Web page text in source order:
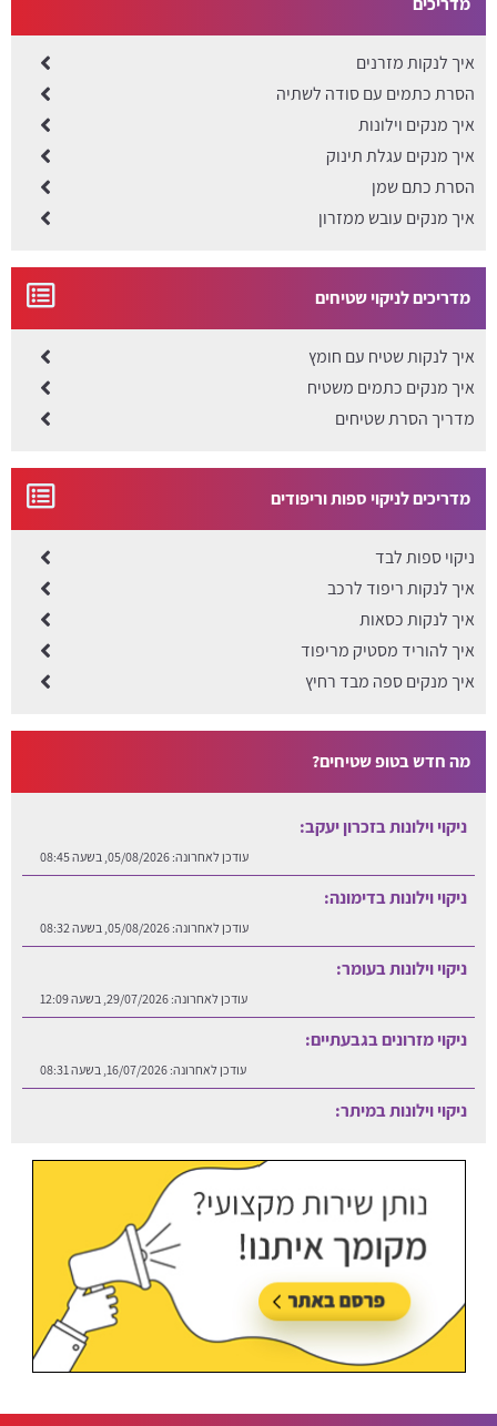
איך לנקות מזרנים
הסרת כתמים עם סודה לשתיה
איך מנקים וילונות
איך מנקים עגלת תינוק
הסרת כתם שמן
איך מנקים עובש ממזרון
מדריכים לניקוי שטיחים
איך לנקות שטיח עם חומץ
איך מנקים כתמים משטיח
מדריך הסרת שטיחים
מדריכים לניקוי ספות וריפודים
ניקוי ספות לבד
איך לנקות ריפוד לרכב
איך לנקות כסאות
איך להוריד מסטיק מריפוד
איך מנקים ספה מבד רחיץ
מה חדש בטופ שטיחים?
ניקוי וילונות בזכרון יעקב:
עודכן לאחרונה: 05/08/2026, בשעה 08:45
ניקוי וילונות בדימונה:
עודכן לאחרונה: 05/08/2026, בשעה 08:32
ניקוי וילונות בעומר:
עודכן לאחרונה: 29/07/2026, בשעה 12:09
ניקוי מזרונים בגבעתיים:
עודכן לאחרונה: 16/07/2026, בשעה 08:31
ניקוי וילונות במיתר: